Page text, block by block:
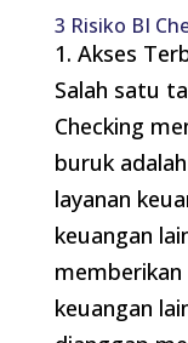
3 Risiko BI
1. Akses
Salah satu
Checking
buruk
layanan
keuangan
keuangan